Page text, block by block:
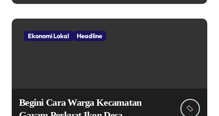
Ekonomi Lokal Headline
Begini Cara Warga Kecamatan